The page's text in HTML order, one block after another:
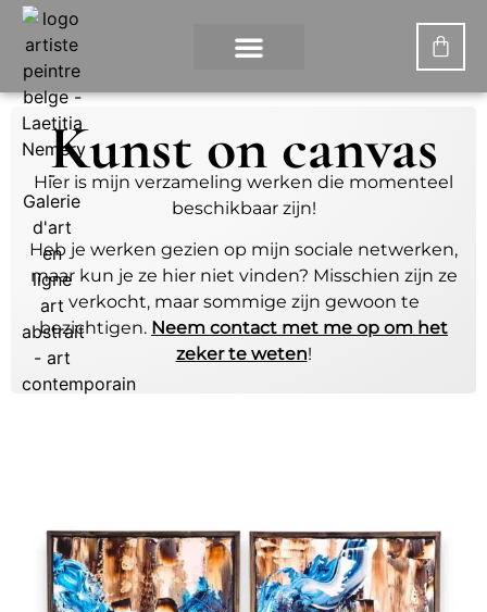
Kunst on canvas
Hier is mijn verzameling werken die momenteel
beschikbaar zijn!
Heb je werken gezien op mijn sociale netwerken,
maar kun je ze hier niet vinden? Misschien zijn ze
verkocht, maar sommige zijn gewoon te
bezichtigen. Neem contact met me op om het
zeker te weten!